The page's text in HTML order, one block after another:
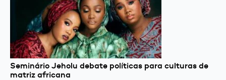
Seminário Jeholu debate políticas para culturas de
matriz africana